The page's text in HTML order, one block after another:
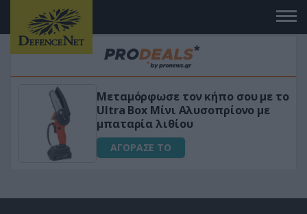
Μεταμόρφωσε τον κήπο σου με το
Ultra Box Μίνι Αλυσοπρίονο με
μπαταρία λιθίου
ΑΓΟΡΑΣΕ ΤΟ